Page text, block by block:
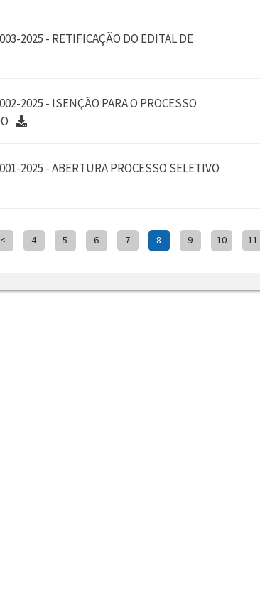
2025 - RETIFICAÇÃO DO EDITAL DE
2025 - ISENÇÃO PARA O PROCESSO
2025 - ABERTURA PROCESSO SELETIVO
< 4 5 6 7 8 9 10 11